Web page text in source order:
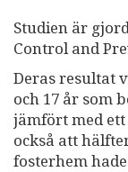
Studien är
Control and
Deras resultat
och 17 år som
jämfört med ett
också att
fosterhem